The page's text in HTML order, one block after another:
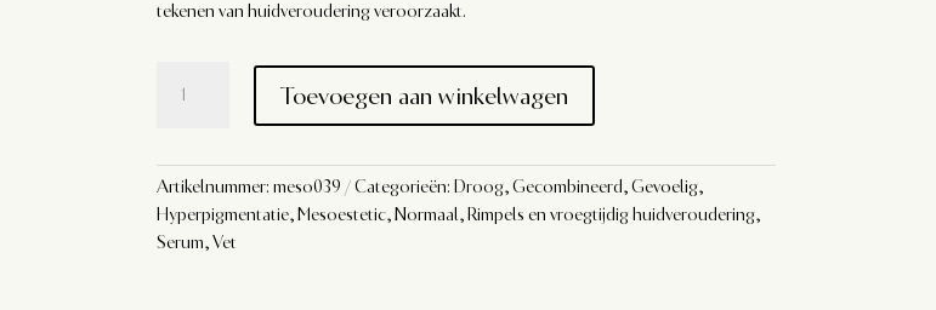
tekenen van huidveroudering veroorzaakt.
AOX
Toevoegen aan winkelwagen
Artikelnummer: meso039 Categorieën: Droog, Gecombineerd, Gevoelig,
Hyperpigmentatie, Mesoestetic, Normaal , Rimpels en vroegtijdig huidveroudering,
Serum, Vet